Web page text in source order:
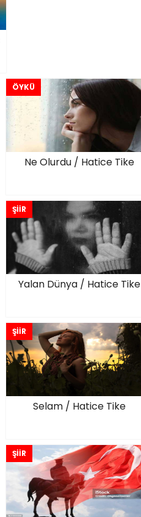
ÖYKÜ
Ne Olurdu / Hatice Tike
ŞİİR
Yalan Dünya / Hatice Tike
ŞİİR
Selam / Hatice Tike
ŞİİR